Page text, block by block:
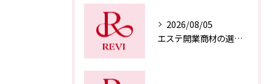
2026/08/05
エステ開業商材の選び方